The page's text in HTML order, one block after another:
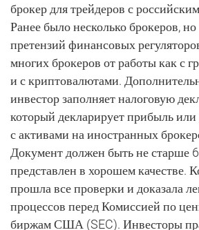
брокер для трейдеров с
Ранее было несколько брокеров,
претензий финансовых
многих брокеров от работы как с
и с криптовалютами.
инвестор заполняет налоговую
который декларирует прибыль
с активами на иностранных
Документ должен быть не старше
представлен в хорошем качестве.
прошла все проверки и доказала
процессов перед Комиссией по
биржам США (SEC). Инвесторы